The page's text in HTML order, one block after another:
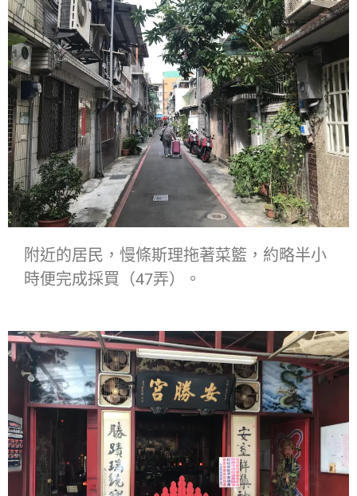
附近的居民，慢條斯理拖著菜籃，約略半小
時便完成採買（47弄）。